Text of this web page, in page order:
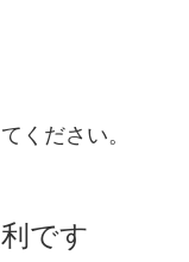
ください。
です